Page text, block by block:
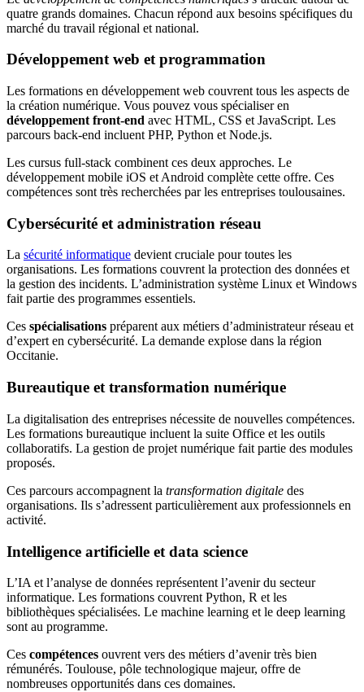
quatre grands domaines. Chacun répond aux besoins spécifiques du
marché du travail régional et national.
Développement web et programmation
Les formations en développement web couvrent tous les aspects de
la création numérique. Vous pouvez vous spécialiser en
développement front-end avec HTML, CSS et JavaScript. Les
parcours back-end incluent PHP, Python et Node.js.
Les cursus full-stack combinent ces deux approches. Le
développement mobile iOS et Android complète cette offre. Ces
compétences sont très recherchées par les entreprises toulousaines.
Cybersécurité et administration réseau
La sécurité informatique devient cruciale pour toutes les
organisations. Les formations couvrent la protection des données et
la gestion des incidents. L’administration système Linux et Windows
fait partie des programmes essentiels.
Ces spécialisations préparent aux métiers d’administrateur réseau et
d’expert en cybersécurité. La demande explose dans la région
Occitanie.
Bureautique et transformation numérique
La digitalisation des entreprises nécessite de nouvelles compétences.
Les formations bureautique incluent la suite Office et les outils
collaboratifs. La gestion de projet numérique fait partie des modules
proposés.
Ces parcours accompagnent la transformation digitale des
organisations. Ils s’adressent particulièrement aux professionnels en
activité.
Intelligence artificielle et data science
L’IA et l’analyse de données représentent l’avenir du secteur
informatique. Les formations couvrent Python, R et les
bibliothèques spécialisées. Le machine learning et le deep learning
sont au programme.
Ces compétences ouvrent vers des métiers d’avenir très bien
rémunérés. Toulouse, pôle technologique majeur, offre de
nombreuses opportunités dans ces domaines.